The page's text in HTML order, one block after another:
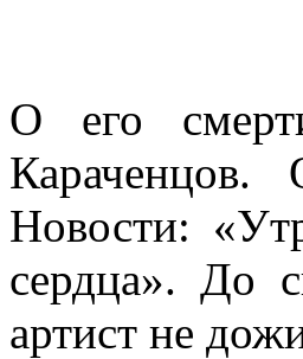
О его
Новости:
сердца». До
артист не